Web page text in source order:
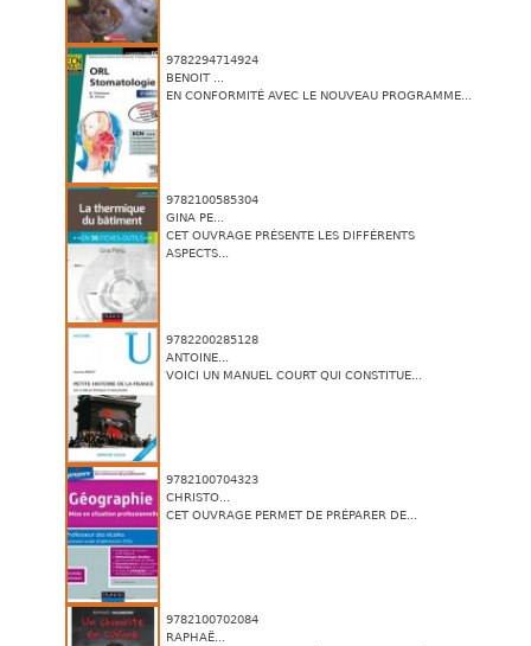
9782294714924
BENOIT ...
EN CONFORMITÉ AVEC LE NOUVEAU PROGRAMME...
9782100585304
GINA PE...
CET OUVRAGE PRÉSENTE LES DIFFÉRENTS
ASPECTS...
9782200285128
ANTOINE...
VOICI UN MANUEL COURT QUI CONSTITUE...
9782100704323
CHRISTO...
CET OUVRAGE PERMET DE PRÉPARER DE...
9782100702084
RAPHAË...